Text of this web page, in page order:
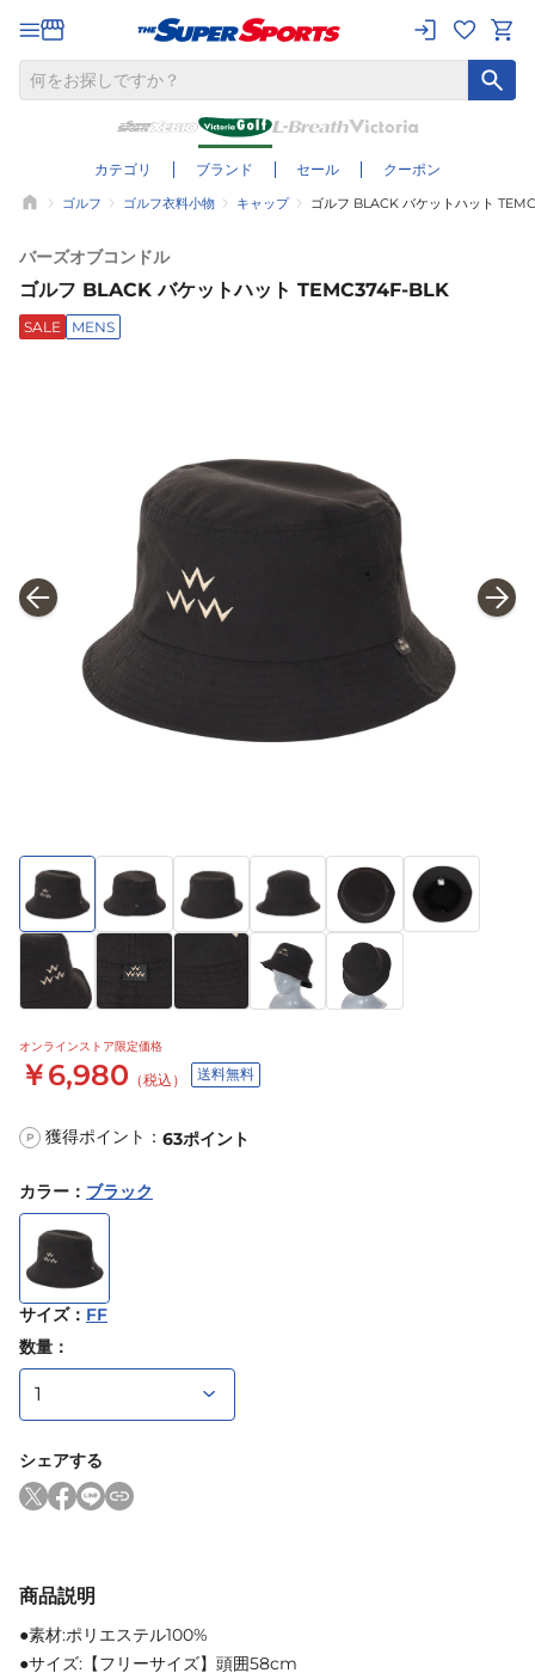
カテゴリ ブランド セール クーポン
ゴルフ ゴルフ衣料小物 キャップ ゴルフ BLACK バケットハット
バーズオブコンドル
ゴルフ BLACK バケットハット TEMC374F-BLK
SALE MENS
オンラインストア限定価格
￥6,980 （税込） 送料無料
P 獲得ポイント： 63ポイント
カラー ： ブラック
サイズ： FF
数量：
シェアする
商品説明
●素材:ポリエステル100%
●サイズ:【フリーサイズ】頭囲58cm